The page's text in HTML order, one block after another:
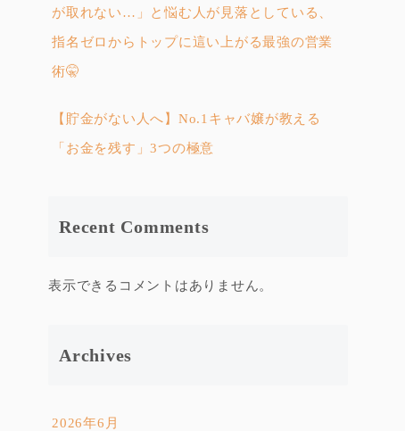
が取れない…」と悩む人が見落としている、
指名ゼロからトップに這い上がる最強の営業
術🤫
【貯金がない人へ】No.1キャバ嬢が教える
「お金を残す」3つの極意
Recent Comments
表示できるコメントはありません。
Archives
2026年6月